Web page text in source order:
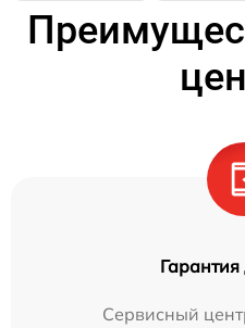
Гарантия
Сервисный